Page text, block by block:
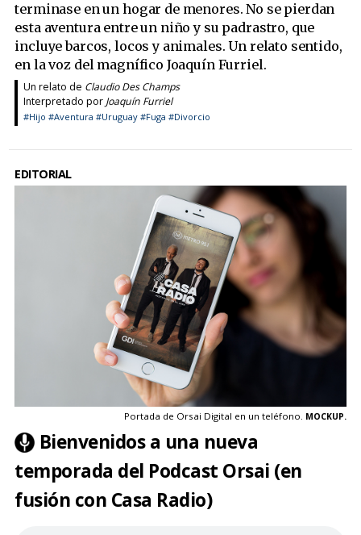
terminase en un hogar de menores. No se pierdan
esta aventura entre un niño y su padrastro, que
incluye barcos, locos y animales. Un relato sentido,
en la voz del magnífico Joaquín Furriel.
Un relato de Claudio Des Champs
Interpretado por Joaquín Furriel
#Hijo #Aventura #Uruguay #Fuga #Divorcio
EDITORIAL
Portada de Orsai Digital en un teléfono. MOCKUP.
Bienvenidos a una nueva
temporada del Podcast Orsai (en
fusión con Casa Radio)